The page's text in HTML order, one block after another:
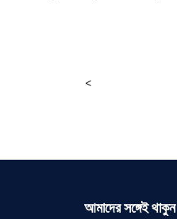
<
আমাদের সঙ্গেই থাকুন